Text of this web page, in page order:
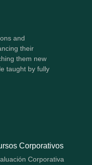
and
their
them new
taught by fully
Corporativos
Corporativa